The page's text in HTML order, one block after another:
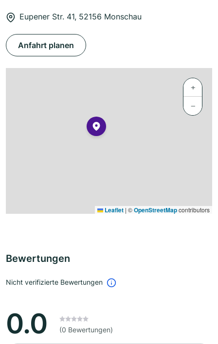
Eupener Str. 41, 52156 Monschau
Anfahrt planen
+
−
Leaflet | ©OpenStreetMapcontributors
Bewertungen
Nicht verifizierte Bewertungen
0.0 (0 Bewertungen)